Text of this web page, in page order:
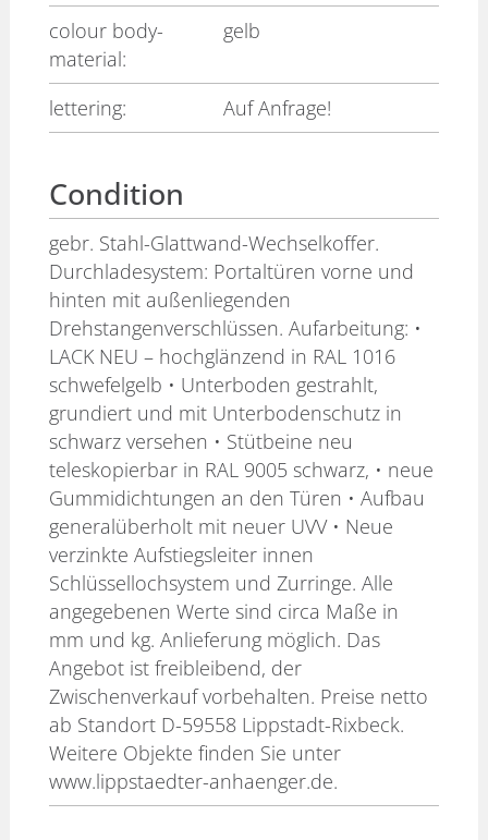
colour body-
material:
gelb
lettering: Auf Anfrage!
Condition
gebr. Stahl-Glattwand-Wechselkoffer.
Durchladesystem: Portaltüren vorne und
hinten mit außenliegenden
Drehstangenverschlüssen. Aufarbeitung: •
LACK NEU – hochglänzend in RAL 1016
schwefelgelb • Unterboden gestrahlt,
grundiert und mit Unterbodenschutz in
schwarz versehen • Stütbeine neu
teleskopierbar in RAL 9005 schwarz, • neue
Gummidichtungen an den Türen • Aufbau
generalüberholt mit neuer UVV • Neue
verzinkte Aufstiegsleiter innen
Schlüssellochsystem und Zurringe. Alle
angegebenen Werte sind circa Maße in
mm und kg. Anlieferung möglich. Das
Angebot ist freibleibend, der
Zwischenverkauf vorbehalten. Preise netto
ab Standort D-59558 Lippstadt-Rixbeck.
Weitere Objekte finden Sie unter
www.lippstaedter-anhaenger.de.